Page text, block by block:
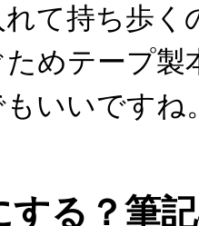
て持ち歩く
めテープ製
いいですね
する？筆